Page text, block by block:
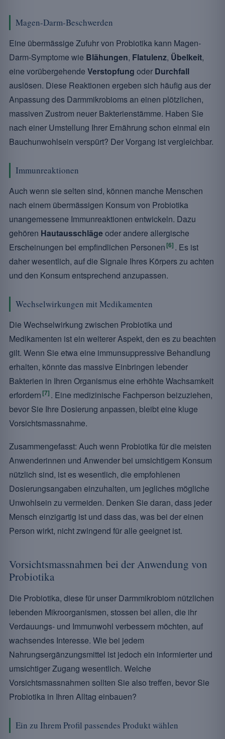
Magen-Darm-Beschwerden
Eine übermässige Zufuhr von Probiotika kann Magen-
Darm-Symptome wie Blähungen, Flatulenz, Übelkeit,
eine vorübergehende Verstopfung oder Durchfall
auslösen. Diese Reaktionen ergeben sich häufig aus der
Anpassung des Darmmikrobioms an einen plötzlichen,
massiven Zustrom neuer Bakterienstämme. Haben Sie
nach einer Umstellung Ihrer Ernährung schon einmal ein
Bauchunwohlsein verspürt? Der Vorgang ist vergleichbar.
Immunreaktionen
Auch wenn sie selten sind, können manche Menschen
nach einem übermässigen Konsum von Probiotika
unangemessene Immunreaktionen entwickeln. Dazu
gehören Hautausschlägeoder andere allergische
Erscheinungen bei empfindlichen Personen [6] . Es ist
daher wesentlich, auf die Signale Ihres Körpers zu achten
und den Konsum entsprechend anzupassen.
Wechselwirkungen mit Medikamenten
Die Wechselwirkung zwischen Probiotika und
Medikamenten ist ein weiterer Aspekt, den es zu beachten
gilt. Wenn Sie etwa eine immunsuppressive Behandlung
erhalten, könnte das massive Einbringen lebender
Bakterien in Ihren Organismus eine erhöhte Wachsamkeit
erfordern [7] . Eine medizinische Fachperson beizuziehen,
bevor Sie Ihre Dosierung anpassen, bleibt eine kluge
Vorsichtsmassnahme.
Zusammengefasst: Auch wenn Probiotika für die meisten
Anwenderinnen und Anwender bei umsichtigem Konsum
nützlich sind, ist es wesentlich, die empfohlenen
Dosierungsangaben einzuhalten, um jegliches mögliche
Unwohlsein zu vermeiden. Denken Sie daran, dass jeder
Mensch einzigartig ist und dass das, was bei der einen
Person wirkt, nicht zwingend für alle geeignet ist.
Vorsichtsmassnahmen bei der Anwendung von
Probiotika
Die Probiotika, diese für unser Darmmikrobiom nützlichen
lebenden Mikroorganismen, stossen bei allen, die ihr
Verdauungs- und Immunwohl verbessern möchten, auf
wachsendes Interesse. Wie bei jedem
Nahrungsergänzungsmittel ist jedoch ein informierter und
umsichtiger Zugang wesentlich. Welche
Vorsichtsmassnahmen sollten Sie also treffen, bevor Sie
Probiotika in Ihren Alltag einbauen?
Ein zu Ihrem Profil passendes Produkt wählen